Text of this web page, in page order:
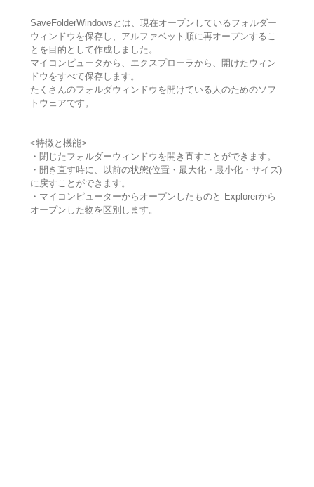
SaveFolderWindowsとは、現在オープンしているフォルダー
ウィンドウを保存し、アルファベット順に再オープンするこ
とを目的として作成しました。
マイコンピュータから、エクスプローラから、開けたウィン
ドウをすべて保存します。
たくさんのフォルダウィンドウを開けている人のためのソフ
トウェアです。
<特徴と機能>
・閉じたフォルダーウィンドウを開き直すことができます。
・開き直す時に、以前の状態(位置・最大化・最小化・サイズ)
に戻すことができます。
・マイコンピューターからオープンしたものと Explorerから
オープンした物を区別します。